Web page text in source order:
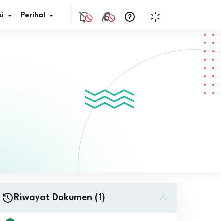
JDIH
Perihal
Riwayat Dokumen (1)